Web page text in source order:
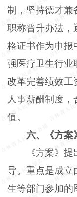
制，坚持德才兼
职称晋升办法，
格证书作为申报
强医疗卫生行业
改革完善绩效工
人事薪酬制度
值。
六、《方案
《方案》提出
导。重点是成立
生等部门参加的